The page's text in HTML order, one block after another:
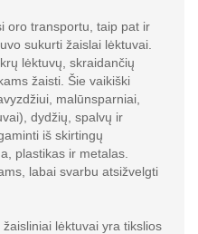
oro transportu, taip pat ir
sukurti žaislai lėktuvai.
lėktuvų, skraidančių
žaisti. Šie vaikiški
malūnsparniai,
dydžių, spalvų ir
iš skirtingų
plastikas ir metalas.
labai svarbu atsižvelgti
lėktuvai yra tikslios